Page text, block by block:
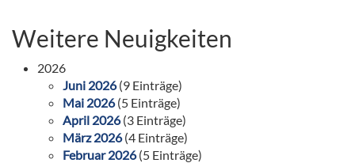
Weitere Neuigkeiten
2026
Juni 2026(9 Einträge)
Mai 2026(5 Einträge)
April 2026(3 Einträge)
März 2026(4 Einträge)
Februar 2026(5 Einträge)